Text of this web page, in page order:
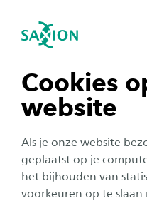
Cookies
website
Als je onze website
geplaatst op je
het bijhouden van
voorkeuren op te slaan
Navigatie openen
tonen
tonen
tonen
sluiten
SDG 1: Geen
Wereldwijd zijn er
met minder dan
rondkomen. Het